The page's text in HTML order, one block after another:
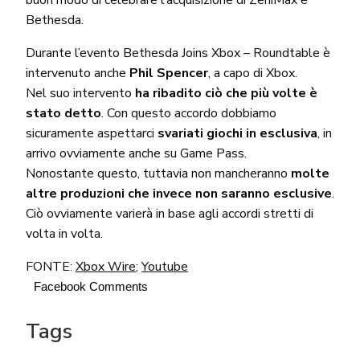
Bethesda.
Durante l’evento Bethesda Joins Xbox – Roundtable è
intervenuto anche Phil Spencer, a capo di Xbox.
Nel suo intervento ha ribadito ciò che più volte è
stato detto. Con questo accordo dobbiamo
sicuramente aspettarci svariati giochi in esclusiva, in
arrivo ovviamente anche su Game Pass.
Nonostante questo, tuttavia non mancheranno molte
altre produzioni che invece non saranno esclusive.
Ciò ovviamente varierà in base agli accordi stretti di
volta in volta.
FONTE: Xbox Wire;Youtube
Facebook Comments
Tags